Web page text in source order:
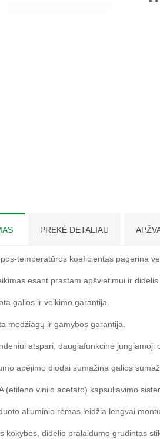
PREKĖ DETALIAU
temperatūros koeficientas pagerina
esant prastam apšvietimui ir
galios ir veikimo garantija.
medžiagų ir gamybos garantija.
atspari, daugiafunkcinė jungiamoji
apėjimo diodai sumažina galios
(etileno vinilo acetato) kapsuliavimo
aliuminio rėmas leidžia lengvai
kokybės, didelio pralaidumo grūdintas